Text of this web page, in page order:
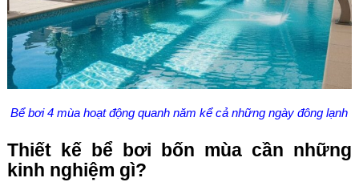
Bể bơi 4 mùa hoạt động quanh năm kể cả những ngày đông lạnh
Thiết kế bể bơi bốn mùa cần những
kinh nghiệm gì?